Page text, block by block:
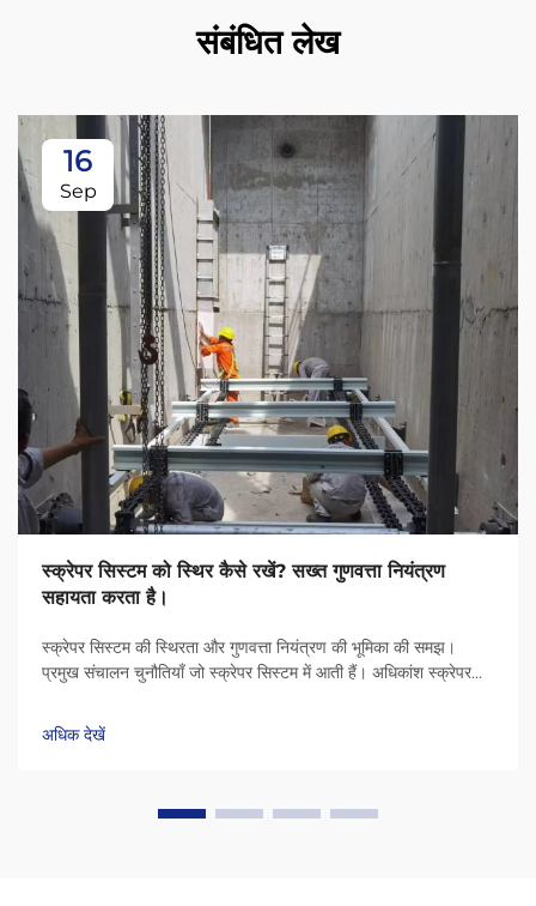
संबंधित लेख
16
Sep
स्क्रेपर सिस्टम को स्थिर कैसे रखें? सख्त गुणवत्ता नियंत्रण
सहायता करता है।
स्क्रेपर सिस्टम की स्थिरता और गुणवत्ता नियंत्रण की भूमिका की समझ।
प्रमुख संचालन चुनौतियाँ जो स्क्रेपर सिस्टम में आती हैं। अधिकांश स्क्रेपर
होने और बेयरिंग...
अधिक देखें